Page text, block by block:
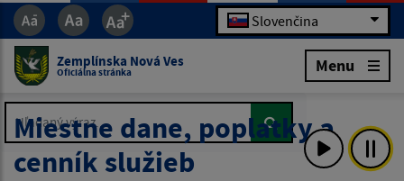
Slovenčina
Zemplínska Nová Ves
Oficiálna stránka Menu
Hľadaný výraz...
Hľadaný výraz...
Miestne dane, poplatky a
cenník služieb